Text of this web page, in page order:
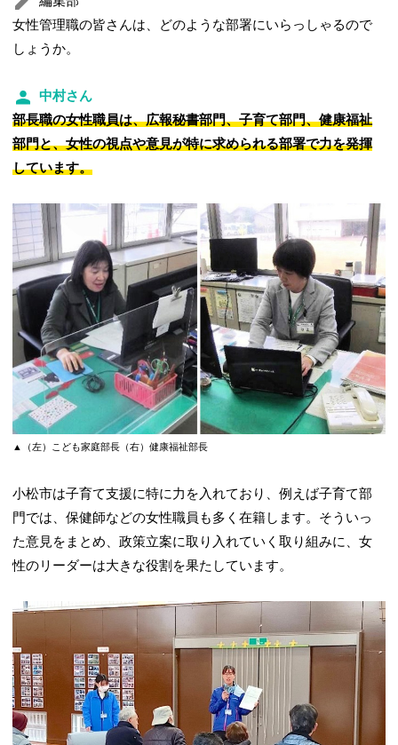
女性管理職の皆さんは、どのような部署にいらっしゃるので
しょうか。
中村さん
部長職の女性職員は、広報秘書部門、子育て部門、健康福祉
部門と、女性の視点や意見が特に求められる部署で力を発揮
しています。
▲（左）こども家庭部長（右）健康福祉部長
小松市は子育て支援に特に力を入れており、例えば子育て部
門では、保健師などの女性職員も多く在籍します。そういっ
た意見をまとめ、政策立案に取り入れていく取り組みに、女
性のリーダーは大きな役割を果たしています。